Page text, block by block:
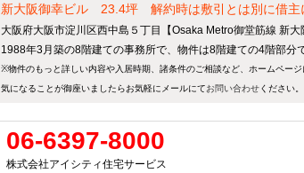
新大阪御幸ビル 23.4坪 解約時は敷引とは別に借
大阪府大阪市淀川区西中島５丁目【Osaka Metro御堂筋線 新大
1988年3月築の8階建ての事務所で、物件は8階建ての4階部分
※物件のもっと詳しい内容や入居時期、諸条件のご相談など、ホームペー
気になることが御座いましたらお気軽にメールにてお問い合わせください。
06-6397-8000
株式会社アイシティ住宅サービス